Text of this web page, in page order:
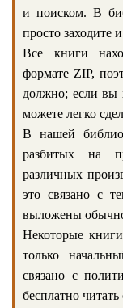
и поиском. В
просто заходите
Все книги
формате ZIP,
должно; если вы
можете легко
В нашей
разбитых на
различных
это связано с
выложены
Некоторые
только
связано с
бесплатно